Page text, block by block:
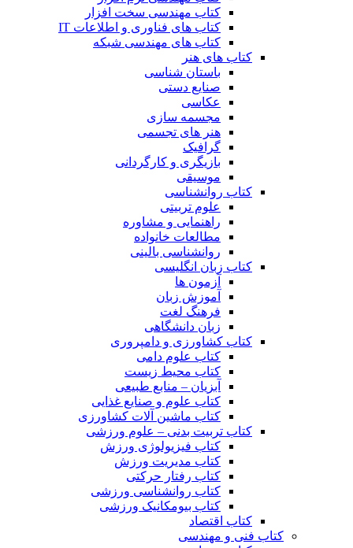
کتاب مهندسی سخت افزار
کتاب های فناوری و اطلاعات IT
کتاب های مهندسی شبکه
کتاب های هنر
باستان شناسی
صنایع دستی
عکاسی
مجسمه سازی
هنر های تجسمی
گرافیک
بازیگری و کارگردانی
موسیقی
کتاب روانشناسی
علوم تربیتی
راهنمایی و مشاوره
مطالعات خانواده
روانشناسی بالینی
کتاب زبان انگلیسی
آزمون ها
آموزش زبان
فرهنگ لغت
زبان دانشگاهی
کتاب کشاورزی و دامپروری
کتاب علوم دامی
کتاب محیط زیست
آبزیان – منابع طبیعی
کتاب علوم و صنایع غذایی
کتاب ماشین آلات کشاورزی
کتاب تربیت بدنی – علوم ورزشی
کتاب فیزیولوژی ورزش
کتاب مدیریت ورزش
کتاب رفتار حرکتی
کتاب روانشناسی ورزشی
کتاب بیومکانیک ورزشی
کتاب اقتصاد
کتاب فنی و مهندسی